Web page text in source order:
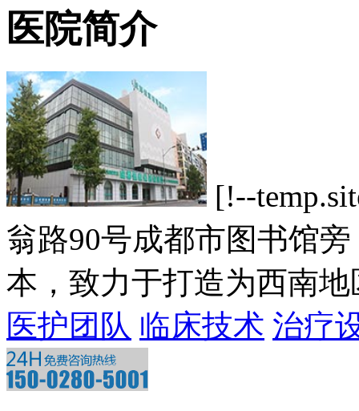
医院简介
[!--
翁路90号成都市图书馆
本，致力于打造为西南
医护团队 临床技术 治疗